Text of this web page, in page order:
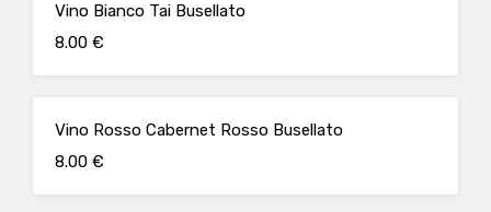
Vino Bianco Tai Busellato
8.00 €
Vino Rosso Cabernet Rosso Busellato
8.00 €